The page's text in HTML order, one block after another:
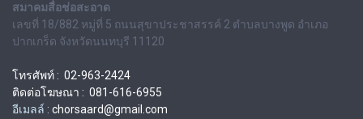
สมาคมสื่อช่อสะอาด
เลขที่ 18/882 หมู่ที่ 5 ถนนสุขาประชาสรรค์ 2 ตำบลบางพูด อำเภอ
ปากเกร็ด จังหวัดนนทบุรี 11120
โทรศัพท์ : 02-963-2424
ติดต่อโฆษณา : 081-616-6955
อีเมลล์ : chorsaard@gmail.com